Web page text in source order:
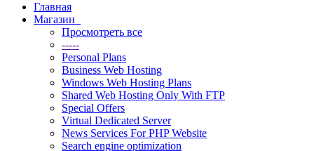
Главная
Магазин
Просмотреть все
-----
Personal Plans
Business Web Hosting
Windows Web Hosting Plans
Shared Web Hosting Only With FTP
Special Offers
Virtual Dedicated Server
News Services For PHP Website
Search engine optimization